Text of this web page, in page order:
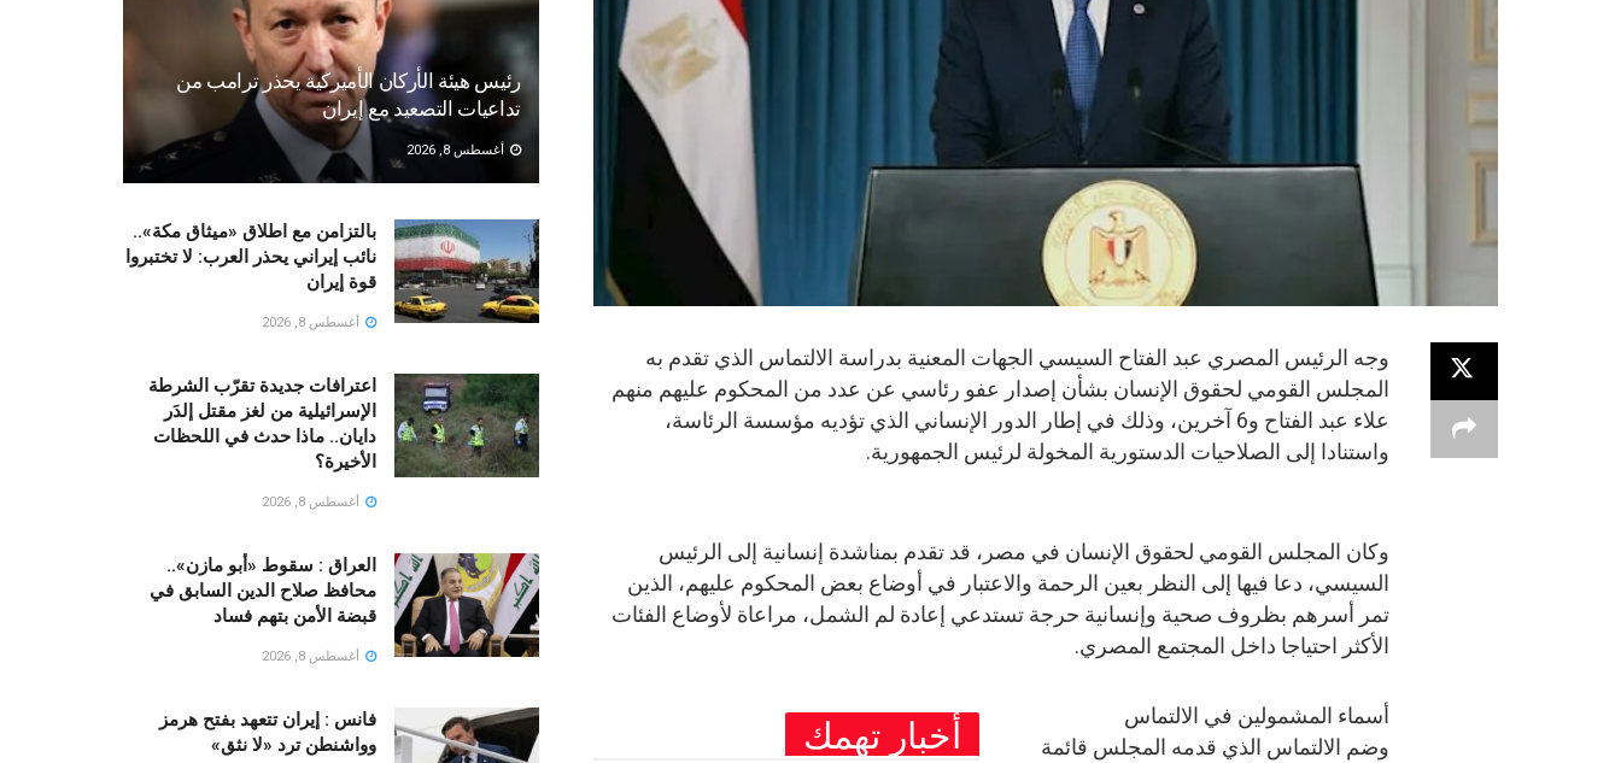
وجه الرئيس المصري عبد الفتاح السيسي الجهات المعنية بدراسة الالتماس الذي تقدم به
المجلس القومي لحقوق الإنسان بشأن إصدار عفو رئاسي عن عدد من المحكوم عليهم منهم
علاء عبد الفتاح و6 آخرين، وذلك في إطار الدور الإنساني الذي تؤديه مؤسسة الرئاسة،
واستنادا إلى الصلاحيات الدستورية المخولة لرئيس الجمهورية.
وكان المجلس القومي لحقوق الإنسان في مصر، قد تقدم بمناشدة إنسانية إلى الرئيس
السيسي، دعا فيها إلى النظر بعين الرحمة والاعتبار في أوضاع بعض المحكوم عليهم، الذين
تمر أسرهم بظروف صحية وإنسانية حرجة تستدعي إعادة لم الشمل، مراعاة لأوضاع الفئات
الأكثر احتياجا داخل المجتمع المصري.
أخبار تهمك
أسماء المشمولين في الالتماس
وضم الالتماس الذي قدمه المجلس قائمة
رئيس هيئة الأركان الأميركية يحذر ترامب من
تداعيات التصعيد مع إيران
أغسطس 8, 2026
بالتزامن مع اطلاق «ميثاق مكة»..
نائب إيراني يحذر العرب: لا تختبروا
قوة إيران
أغسطس 8, 2026
اعترافات جديدة تقرّب الشرطة
الإسرائيلية من لغز مقتل إلدَر
دايان.. ماذا حدث في اللحظات
الأخيرة؟
أغسطس 8, 2026
العراق : سقوط «أبو مازن»..
محافظ صلاح الدين السابق في
قبضة الأمن بتهم فساد
أغسطس 8, 2026
فانس : إيران تتعهد بفتح هرمز
وواشنطن ترد «لا نثق»